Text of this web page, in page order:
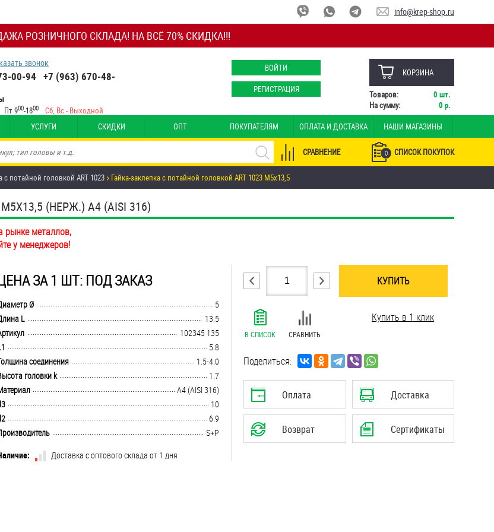
РОЗНИЧНОГО СКЛАДА! НА ВСЁ 70% СКИДКА!!!
info@krep-shop.ru
звонок
00-94 +7 (963) 670-48-
Пт 900-1800 Сб, Вс - Выходной
ВОЙТИ
РЕГИСТРАЦИЯ
КОРЗИНА
Товаров: 0 шт.
На сумму:
0 р.
УСЛУГИ СКИДКИ ОПТ ПОКУПАТЕЛЯМ ОПЛАТА И ДОСТАВКА НАШИ МАГАЗИНЫ
0 СПИСОК ПОКУПОК
СРАВНЕНИЕ
с потайной головкой ART 1023 Гайка-заклепка с потайной головкой ART 1023 М5х13,5
(НЕРЖ.) A4 (AISI 316)
рынке металлов,
у менеджеров!
ЗА 1 ШТ: ПОД ЗАКАЗ
Ø
5
L
13.5
102345 135
5.8
соединения
1.5-4.0
головки k
1.7
A4 (AISI 316)
10
6.9
S+P
Доставка с оптового склада от 1 дня
КУПИТЬ
В СПИСОК СРАВНИТЬ
Купить в 1 клик
Поделиться:
Оплата Доставка
Возврат Сертификаты